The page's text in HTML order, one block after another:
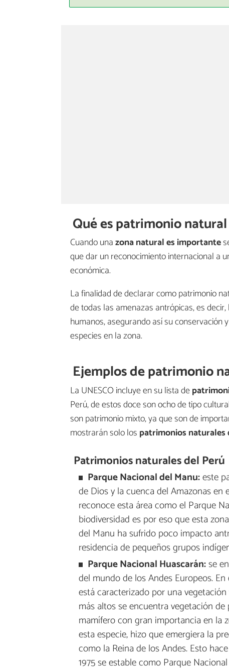
Qué es patrimonio natural
Cuando unazona natural es importante
que dar un reconocimiento internacional a
económica.
La finalidad de declarar como patrimonio
de todas las amenazas antrópicas, es
humanos, asegurando así su
especies en la zona.
Ejemplos de patrimonio
La UNESCO incluye en su lista de
Perú, de estos doce son ocho de tipo
son patrimonio mixto, ya que son de
mostrarán solo los patrimonios naturales
Patrimonios naturales del Perú
Parque Nacional del Manu:este
de Dios y la cuenca del Amazonas en
reconoce esta área como el Parque
biodiversidad es por eso que esta
del Manu ha sufrido poco impacto
residencia de pequeños grupos
Parque Nacional Huascarán:se
del mundo de los Andes Europeos.
está caracterizado por una
más altos se encuentra vegetación
mamífero con gran importancia en la
esta especie, hizo que emergiera la
como la Reina de los Andes. Esto
1975 se estable como Parque